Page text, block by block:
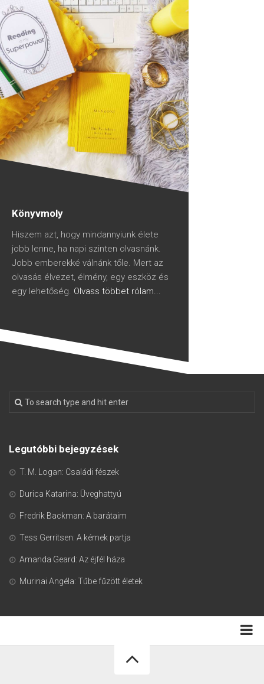
Könyvmoly
Hiszem azt, hogy mindannyiunk élete
jobb lenne, ha napi szinten olvasnánk.
Jobb emberekké válnánk tőle. Mert az
olvasás élvezet, élmény, egy eszköz és
egy lehetőség. Olvass többet rólam...
Legutóbbi bejegyzések
T. M. Logan: Családi fészek
Durica Katarina: Üveghattyú
Fredrik Backman: A barátaim
Tess Gerritsen: A kémek partja
Amanda Geard: Az éjfél háza
Murinai Angéla: Tűbe fűzött életek